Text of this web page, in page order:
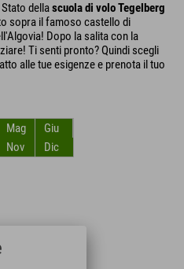
dellascuola di volo Tegelberg
sopra il famoso castello di
Dopo la salita con la
Ti senti pronto? Quindi scegli
alle tue esigenze e prenota il tuo
Mag
Giu
Nov Dic